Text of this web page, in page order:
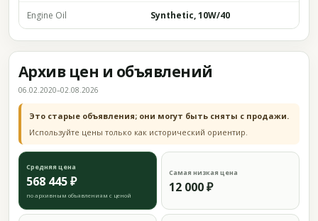
Engine Oil Synthetic, 10W/40
Архив цен и объявлений
06.02.2020–02.08.2026
Это старые объявления; они могут быть сняты с продажи.
Используйте цены только как исторический ориентир.
Средняя цена
568 445 ₽
по архивным объявлениям с ценой
Самая низкая цена
12 000 ₽